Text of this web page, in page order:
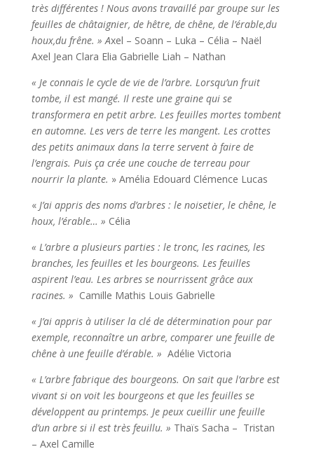
très différentes ! Nous avons travaillé par groupe sur les
feuilles de châtaignier, de hêtre, de chêne, de l’érable,du
houx,du frêne. » Axel – Soann – Luka – Célia – Naël
Axel Jean Clara Elia Gabrielle Liah – Nathan
« Je connais le cycle de vie de l’arbre. Lorsqu’un fruit
tombe, il est mangé. Il reste une graine qui se
transformera en petit arbre. Les feuilles mortes tombent
en automne. Les vers de terre les mangent. Les crottes
des petits animaux dans la terre servent à faire de
l’engrais. Puis ça crée une couche de terreau pour
nourrir la plante. » Amélia Edouard Clémence Lucas
« J’ai appris des noms d’arbres : le noisetier, le chêne, le
houx, l’érable… » Célia
« L’arbre a plusieurs parties : le tronc, les racines, les
branches, les feuilles et les bourgeons. Les feuilles
aspirent l’eau. Les arbres se nourrissent grâce aux
racines. » Camille Mathis Louis Gabrielle
« J’ai appris à utiliser la clé de détermination pour par
exemple, reconnaître un arbre, comparer une feuille de
chêne à une feuille d’érable. » Adélie Victoria
« L’arbre fabrique des bourgeons. On sait que l’arbre est
vivant si on voit les bourgeons et que les feuilles se
développent au printemps. Je peux cueillir une feuille
d’un arbre si il est très feuillu. » Thaïs Sacha – Tristan
– Axel Camille